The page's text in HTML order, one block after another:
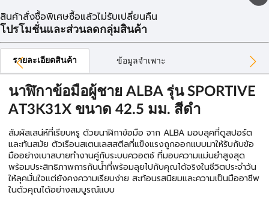
สินค้าสั่งซื้อพิเศษซื้อแล้วไม่รับเปลี่ยนคืน
โปรโมชั่นและส่วนลดกลุ่มสินค้า
รายละเอียดสินค้า ข้อมูลจำเพาะ
นาฬิกาข้อมือผู้ชาย ALBA รุ่น SPORTIVE
AT3K31X ขนาด 42.5 มม. สีดำ
สัมผัสเสน่ห์ที่เรียบหรู ด้วยนาฬิกาข้อมือ จาก ALBA มอบลุคที่ดูสปอร์ต
และทันสมัย ตัวเรือนสเตนเลสสตีลที่แข็งแรงถูกออกแบบมาให้รับกับข้อ
มืออย่างเบาสบายทำงานคู่กับระบบควอตซ์ ที่มอบความแม่นยำสูงสุด
พร้อมประสิทธิภาพการกันน้ำที่พร้อมลุยไปกับคุณได้จริงในชีวิตประจำวัน
ให้ลุคมั่นใจแต่ยังคงความเรียบง่าย สะท้อนรสนิยมและความเป็นมืออาชีพ
ในตัวคุณได้อย่างสมบูรณ์แบบ